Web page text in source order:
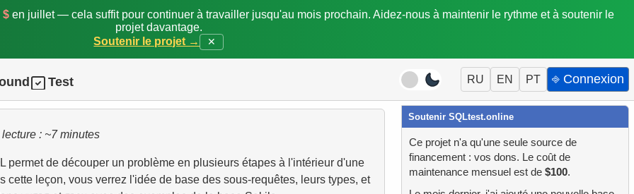
$en juillet — cela suffit pour continuer à travailler jusqu'au mois prochain. Aidez-nous à maintenir le rythme et à soutenir le
projet davantage.
Soutenir le projet →
✕
Test RU EN PT ⎆ Connexion
: ~7 minutes
permet de découper un problème en plusieurs étapes à l'intérieur d'une
cette leçon, vous verrez l'idée de base des sous-requêtes, leurs types, et
Soutenir SQLtest.online
Ce projet n'a qu'une seule source de
financement : vos dons. Le coût de
maintenance mensuel est de $100.